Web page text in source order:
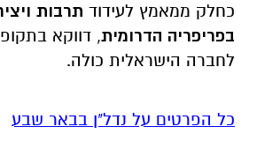
כחלק ממאמץ לעידוד תרבות
בפריפריה הדרומית, דווקא
לחברה הישראלית כולה.
כל הפרטים על נדל"ן בבאר שבע